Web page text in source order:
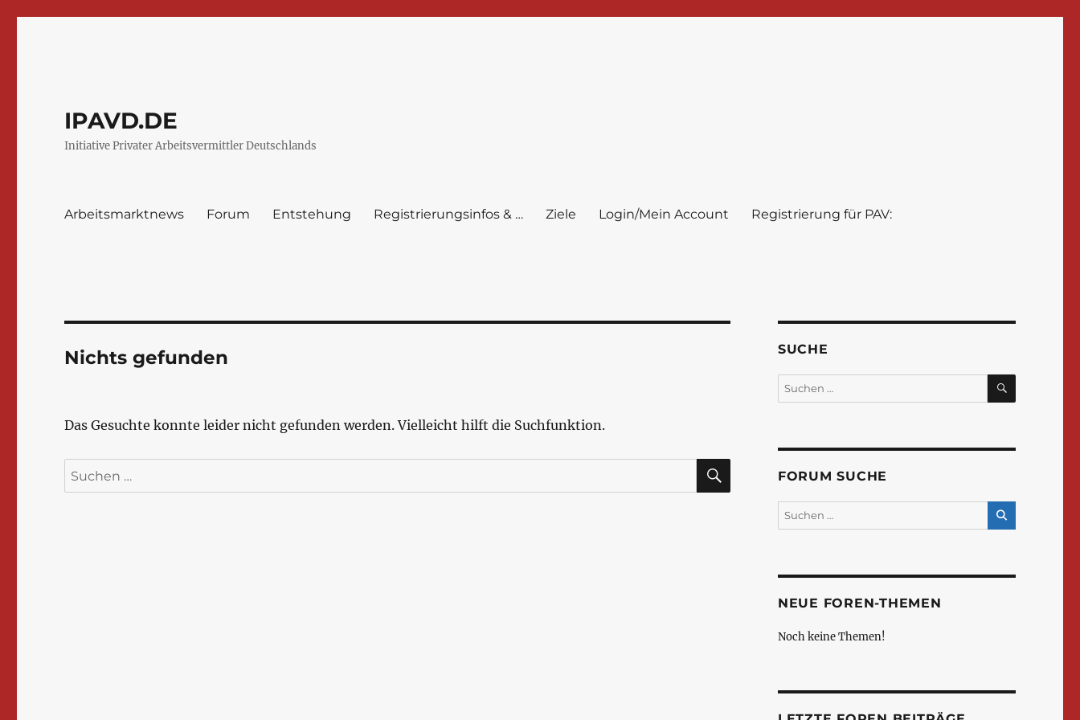
IPAVD.DE
Initiative Privater Arbeitsvermittler Deutschlands
Arbeitsmarktnews Forum Entstehung Registrierungsinfos & … Ziele Login/Mein Account Registrierung für PAV:
Nichts gefunden
Das Gesuchte konnte leider nicht gefunden werden. Vielleicht hilft die Suchfunktion.
Suchen
nach:
SUCHEN
SUCHE
Suchen
nach:
SUCHEN
FORUM SUCHE
NEUE FOREN-THEMEN
Noch keine Themen!